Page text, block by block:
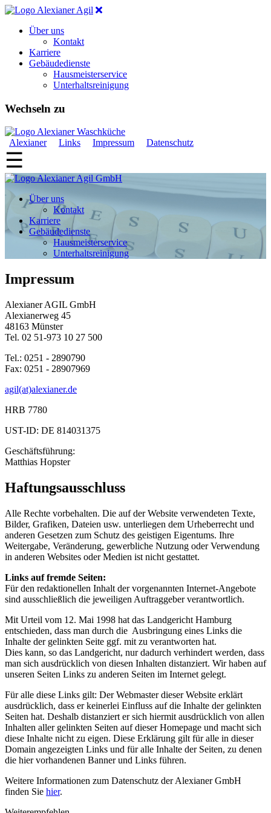
Über uns
Kontakt
Karriere
Gebäudedienste
Hausmeisterservice
Unterhaltsreinigung
Wechseln zu
Alexianer Links Impressum Datenschutz
☰
Über uns
Kontakt
Karriere
Gebäudedienste
Hausmeisterservice
Unterhaltsreinigung
Impressum
Alexianer AGIL GmbH
Alexianerweg 45
48163 Münster
Tel. 02 51-973 10 27 500
Tel.: 0251 - 2890790
Fax: 0251 - 28907969
agil(at)alexianer.de
HRB 7780
UST-ID: DE 814031375
Geschäftsführung:
Matthias Hopster
Haftungsausschluss
Alle Rechte vorbehalten. Die auf der Website verwendeten Texte,
Bilder, Grafiken, Dateien usw. unterliegen dem Urheberrecht und
anderen Gesetzen zum Schutz des geistigen Eigentums. Ihre
Weitergabe, Veränderung, gewerbliche Nutzung oder Verwendung
in anderen Websites oder Medien ist nicht gestattet.
Links auf fremde Seiten:
Für den redaktionellen Inhalt der vorgenannten Internet-Angebote
sind ausschließlich die jeweiligen Auftraggeber verantwortlich.
Mit Urteil vom 12. Mai 1998 hat das Landgericht Hamburg
entschieden, dass man durch die Ausbringung eines Links die
Inhalte der gelinkten Seite ggf. mit zu verantworten hat.
Dies kann, so das Landgericht, nur dadurch verhindert werden, dass
man sich ausdrücklich von diesen Inhalten distanziert. Wir haben auf
unseren Seiten Links zu anderen Seiten im Internet gelegt.
Für alle diese Links gilt: Der Webmaster dieser Website erklärt
ausdrücklich, dass er keinerlei Einfluss auf die Inhalte der gelinkten
Seiten hat. Deshalb distanziert er sich hiermit ausdrücklich von allen
Inhalten aller gelinkten Seiten auf dieser Homepage und macht sich
diese Inhalte nicht zu eigen. Diese Erklärung gilt für alle in dieser
Domain angezeigten Links und für alle Inhalte der Seiten, zu denen
die hier vorhandenen Banner und Links führen.
Weitere Informationen zum Datenschutz der Alexianer GmbH
finden Sie hier.